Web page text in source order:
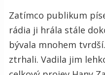
Zatímco publikum
rádia ji hrála stále
bývala mnohem
ztrhali. Vadila jim